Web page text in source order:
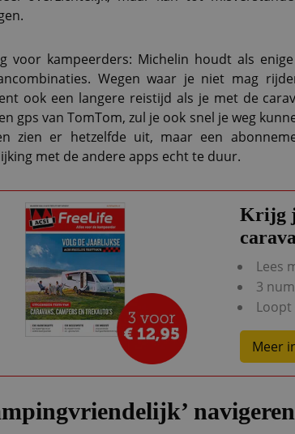
voor kampeerders: Michelin houdt als
Wegen waar je niet mag
ook een langere reistijd als je met de
gps van TomTom, zul je ook snel je weg
zien er hetzelfde uit, maar een
met de andere apps echt te duur.
Krijg
Lees
3
Meer
navigeren